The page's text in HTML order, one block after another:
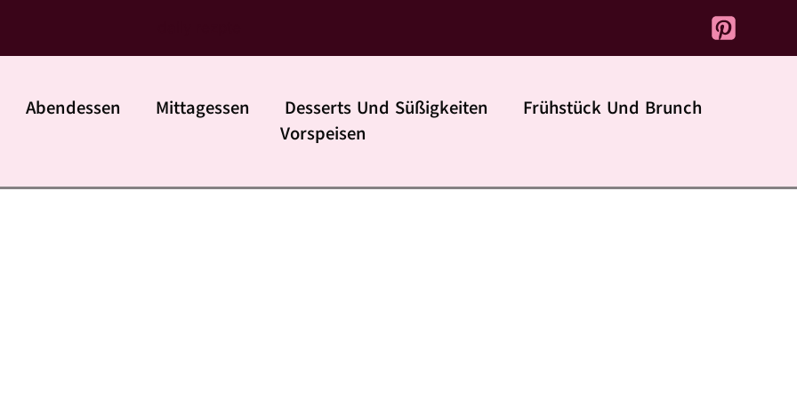
Abendessen Mittagessen Desserts Und Süßigkeiten
Frühstück Und Brunch
Vorspeisen